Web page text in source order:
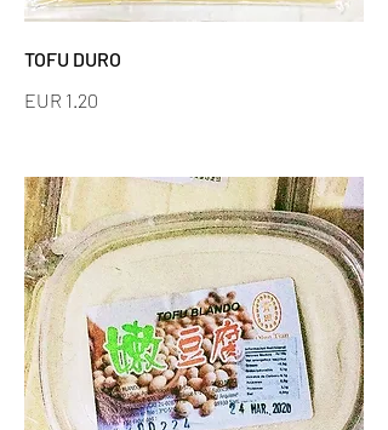
TOFU DURO
EUR 1.20